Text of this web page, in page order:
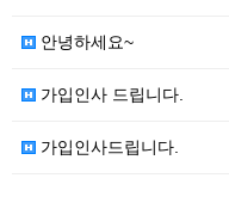
안녕하세요~
가입인사 드립니다.
가입인사드립니다.